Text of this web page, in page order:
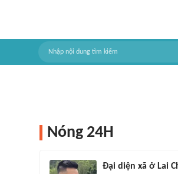
Nóng 24H
Đại diện xã ở Lai